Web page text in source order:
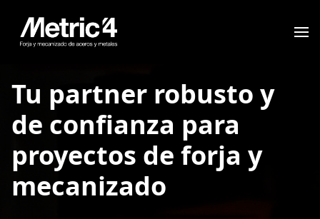
Tu partner robusto y
de confianza para
proyectos de forja y
mecanizado